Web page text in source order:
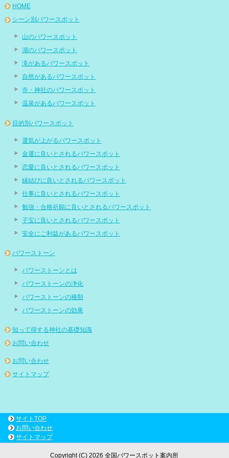
HOME
シーン別パワースポット
山のパワースポット
湖のパワースポット
滝があるパワースポット
自然があるパワースポット
寺・神社のパワースポット
温泉があるパワースポット
目的別パワースポット
運気が上がるパワースポット
金運に良いとされるパワースポット
恋愛に良いとされるパワースポット
縁結びに良いとされるパワースポット
仕事に良いとされるパワースポット
勉強・合格祈願に良いとされるパワースポット
子宝に良いとされるパワースポット
安全にご利益があるパワースポット
パワーストーン
パワーストーンとは
パワーストーンの浄化
パワーストーンの種類
パワーストーンの効果
知って得する神社の基礎知識
お問い合わせ
お問い合わせ
サイトマップ
サイトTOP
お問い合わせ
サイトマップ
Copyright (C) 2026 全国パワースポット案内所